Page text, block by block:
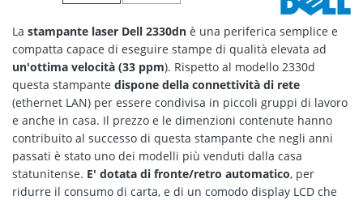
La stampante laser Dell 2330dn è una periferica semplice e
compatta capace di eseguire stampe di qualità elevata ad
un'ottima velocità (33 ppm). Rispetto al modello 2330d
questa stampante dispone della connettività di rete
(ethernet LAN) per essere condivisa in piccoli gruppi di lavoro
e anche in casa. Il prezzo e le dimenzioni contenute hanno
contribuito al successo di questa stampante che negli anni
passati è stato uno dei modelli più venduti dalla casa
statunitense. E' dotata di fronte/retro automatico, per
ridurre il consumo di carta, e di un comodo display LCD che